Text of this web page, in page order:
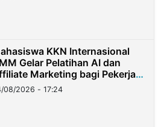
KKN Internasional
Gelar Pelatihan AI dan
Marketing bagi Pekerja
Indonesia di Taiwan
08/2026 - 17:24